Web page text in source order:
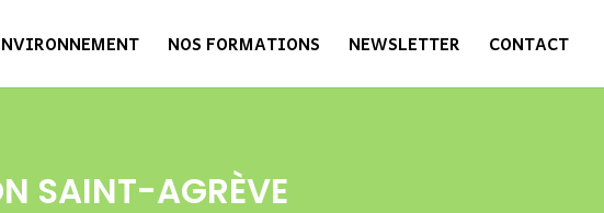
NOS FORMATIONS NEWSLETTER CONTACT
SAINT-AGRÈVE